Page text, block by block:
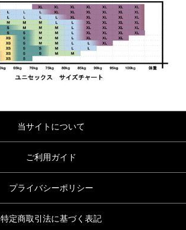
当サイトについて
ご利用ガイド
プライバシーポリシー
特定商取引法に基づく表記